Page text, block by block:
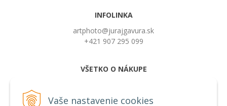
Vaše nastavenie cookies
INFOLINKA
artphoto@jurajgavura.sk
+421 907 295 099
VŠETKO O NÁKUPE
Možnosti platby a doprava